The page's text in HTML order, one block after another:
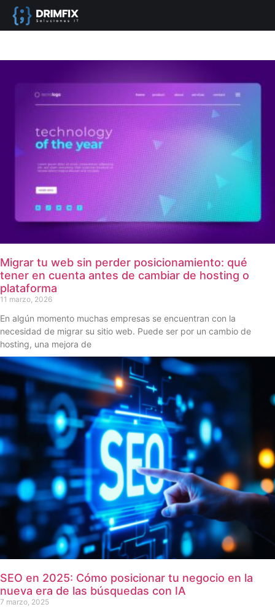
Migrar tu web sin perder posicionamiento: qué
tener en cuenta antes de cambiar de hosting o
plataforma
11 marzo, 2026
En algún momento muchas empresas se encuentran con la
necesidad de migrar su sitio web. Puede ser por un cambio de
hosting, una mejora de
SEO en 2025: Cómo posicionar tu negocio en la
nueva era de las búsquedas con IA
7 marzo, 2025